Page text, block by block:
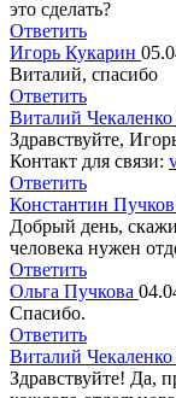
это сделать?
Ответить
Игорь Кукарин
Виталий, спасибо
Ответить
Виталий Чекаленко
Здравствуйте,
Контакт для связи:
Ответить
Константин Пучков
Добрый день,
человека нужен
Ответить
Ольга Пучкова
Спасибо.
Ответить
Виталий Чекаленко
Здравствуйте! Да,